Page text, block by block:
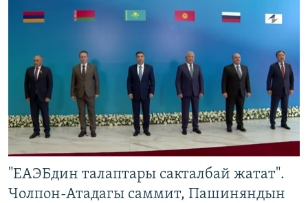
ЭЕ/АРнун бардык сайттары
"ЕАЭБдин талаптары сакталбай жатат".
Чолпон-Атадагы саммит, Пашиняндын